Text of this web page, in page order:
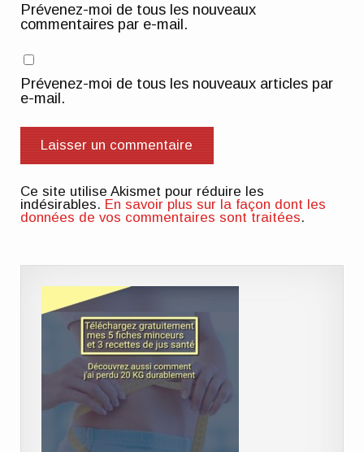
Prévenez-moi de tous les nouveaux
commentaires par e-mail.
Prévenez-moi de tous les nouveaux articles par
e-mail.
Ce site utilise Akismet pour réduire les
indésirables. En savoir plus sur la façon dont les
données de vos commentaires sont traitées.